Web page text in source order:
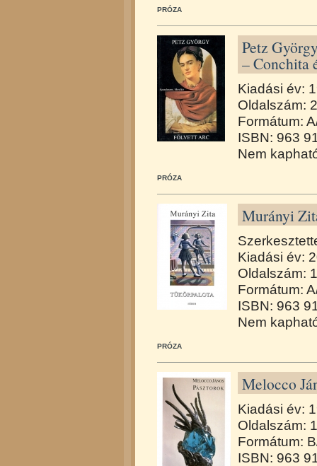
PRÓZA
Petz
– Conchita
Kiadási év:
Oldalszám:
Formátum:
ISBN: 963
Nem
PRÓZA
Murányi
Kiadási év:
Oldalszám:
Formátum:
ISBN: 963
Nem
PRÓZA
Melocco
Kiadási év:
Oldalszám:
Formátum:
ISBN: 963